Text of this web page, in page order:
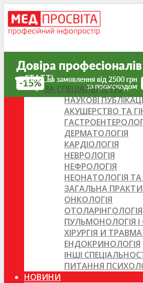
СТАТТІ
ЗА СПЕЦІАЛЬНІСТЮ
НАУКОВІ
АКУШЕРСТВО ТА
ДЕРМАТОЛОГІЯ
КАРДІОЛОГІЯ
НЕВРОЛОГІЯ
НЕФРОЛОГІЯ
НЕОНАТОЛОГІЯ ТА
ЗАГАЛЬНА
ОНКОЛОГІЯ
ОТОЛАРІНГОЛОГІЯ
ПУЛЬМОНОЛОГІЯ
ХІРУРГІЯ И
ЕНДОКРИНОЛОГІЯ
ІНШІ
ПИТАННЯ
НОВИНИ